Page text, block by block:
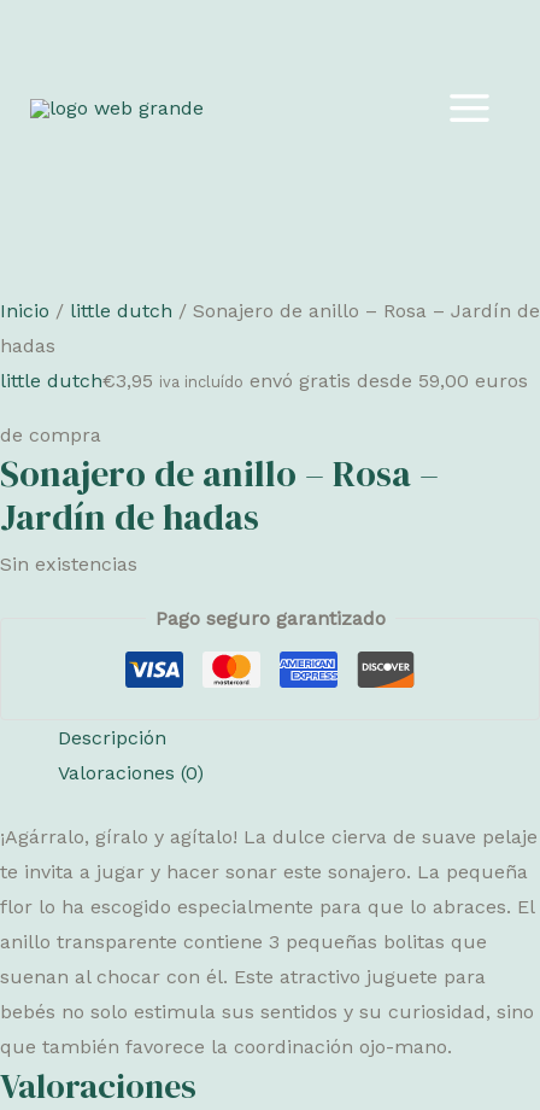
MAIN
Inicio / little dutch / Sonajero de anillo – Rosa – Jardín de
hadas
little dutch€3,95 iva incluído envó gratis desde 59,00 euros
de compra
Sonajero de anillo – Rosa –
Jardín de hadas
Sin existencias
Pago seguro garantizado
Descripción
Valoraciones (0)
¡Agárralo, gíralo y agítalo! La dulce cierva de suave pelaje
te invita a jugar y hacer sonar este sonajero. La pequeña
flor lo ha escogido especialmente para que lo abraces. El
anillo transparente contiene 3 pequeñas bolitas que
suenan al chocar con él. Este atractivo juguete para
bebés no solo estimula sus sentidos y su curiosidad, sino
que también favorece la coordinación ojo-mano.
Valoraciones